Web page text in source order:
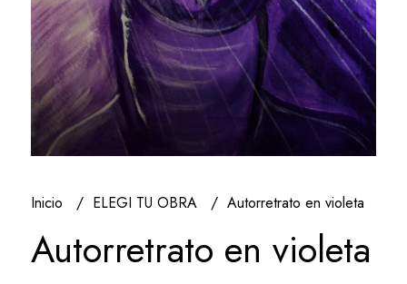
Inicio ELEGI TU OBRA Autorretrato en violeta
Autorretrato en violeta